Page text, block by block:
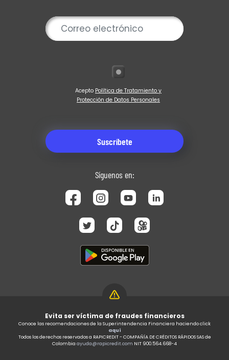
Acepto Política de Tratamiento y
Protección de Datos Personales
Síguenos en:
Evita ser víctima de fraudes financieros
Conoce las recomendaciones de la Superintendencia Financiera haciendo click
aquí
Todos los derechos reservados a RAPICREDIT - COMPAÑÍA DE CRÉDITOS RÁPIDOS SAS de
Colombia ayuda@rapicredit.com NIT 900.564.668-4